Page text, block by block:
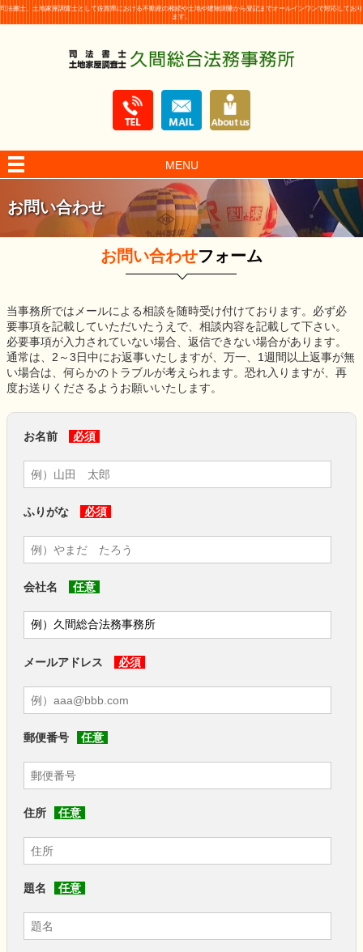
司法書士、土地家屋調査士として佐賀県における不動産の相続や土地や建物測量から登記までオールインワンで対応しており
ます。
MENU
お問い合わせ
お問い合わせフォーム
当事務所ではメールによる相談を随時受け付けております。必ず必
要事項を記載していただいたうえで、相談内容を記載して下さい。
必要事項が入力されていない場合、返信できない場合があります。
通常は、2～3日中にお返事いたしますが、万一、1週間以上返事が無
い場合は、何らかのトラブルが考えられます。恐れ入りますが、再
度お送りくださるようお願いいたします。
お名前 必須
ふりがな 必須
会社名 任意
メールアドレス 必須
郵便番号 任意
住所 任意
題名 任意